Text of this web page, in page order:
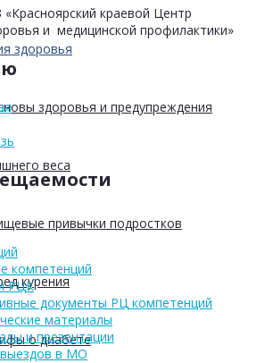
здоровья
здоровья и предупреждения
веса
привычки подростков
курения
о диабете
краевой Центр
и медицинской профилактики»
компетенций
РЦК
документы РЦ компетенций
материалы
и презентации
в МО